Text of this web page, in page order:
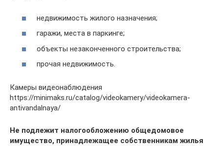
недвижимость жилого назначения;
гаражи, места в паркинге;
объекты незаконченного строительства;
прочая недвижимость.
Камеры видеонаблюдения
https://minimaks.ru/catalog/videokamery/videokamera-
antivandalnaya/
Не подлежит налогообложению общедомовое
имущество, принадлежащее собственникам жилья